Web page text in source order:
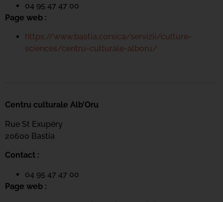
04 95 47 47 00
Page web :
https://www.bastia.corsica/servizii/culture-
sciences/centru-culturale-alboru/
Centru culturale Alb’Oru
Rue St Exupéry
20600 Bastia
Contact :
04 95 47 47 00
Page web :